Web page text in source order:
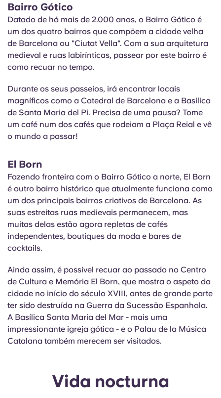
Bairro Gótico
Datado de há mais de 2.000 anos, o Bairro Gótico é
um dos quatro bairros que compõem a cidade velha
de Barcelona ou "Ciutat Vella". Com a sua arquitetura
medieval e ruas labirínticas, passear por este bairro é
como recuar no tempo.
Durante os seus passeios, irá encontrar locais
magníficos como a Catedral de Barcelona e a Basílica
de Santa Maria del Pi. Precisa de uma pausa? Tome
um café num dos cafés que rodeiam a Plaça Reial e vê
o mundo a passar!
El Born
Fazendo fronteira com o Bairro Gótico a norte, El Born
é outro bairro histórico que atualmente funciona como
um dos principais bairros criativos de Barcelona. As
suas estreitas ruas medievais permanecem, mas
muitas delas estão agora repletas de cafés
independentes, boutiques da moda e bares de
cocktails.
Ainda assim, é possível recuar ao passado no Centro
de Cultura e Memória El Born, que mostra o aspeto da
cidade no início do século XVIII, antes de grande parte
ter sido destruída na Guerra da Sucessão Espanhola.
A Basílica Santa Maria del Mar - mais uma
impressionante igreja gótica - e o Palau de la Música
Catalana também merecem ser visitados.
Vida nocturna